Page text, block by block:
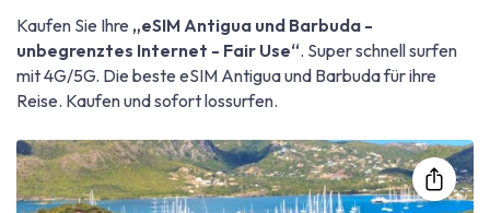
Kaufen Sie Ihre „eSIM Antigua und Barbuda -
unbegrenztes Internet - Fair Use“. Super schnell surfen
mit 4G/5G. Die beste eSIM Antigua und Barbuda für ihre
Reise. Kaufen und sofort lossurfen.